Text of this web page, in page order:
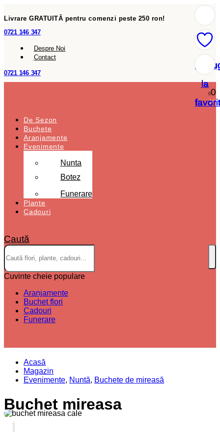
Livrare GRATUITĂ pentru comenzi peste 250 ron!
0721 146 347
Despre Noi
Contact
0721 146 347
00
De Sezon
Buchete
Aranjamente
Evenimente
Nunta
Botez
Funerare
Plante
Cadouri
Caută
Cuvinte cheie populare
Aranjamente
Buchet flori
Cadouri
Funerare
Acasă
Magazin
Evenimente, Nuntă, Buchete de mireasă
Buchet mireasa
la
la
la
la
la
la
la